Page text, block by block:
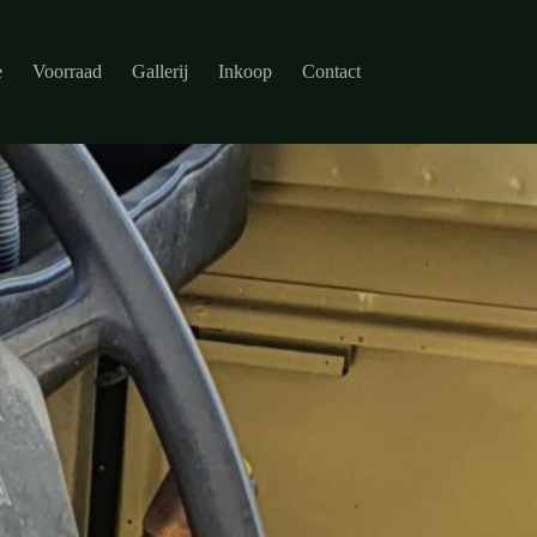
Voorraad Gallerij Inkoop Contact